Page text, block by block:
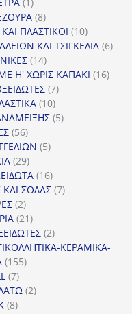
προϊόν
88
προϊόντα
ΠΛΑΣΤΙΚΟΙ 1010
προϊόντα
ΚΑΙ ΤΣΙΓΚΕΛΙΑ 66
1414
προϊόντα
Η' ΧΩΡΙΣ ΚΑΠΑΚΙ 1616
77
1010
προϊόντα
55
5656
προϊόντα
55
2929
προϊόντα
1616
προϊόντα
ΣΟΔΑΣ 77
22
προϊόντα
2121
προϊόντα
22
προϊόντα
ΚΕΡΑΜΙΚΑ-
155155
77
προϊόντα
22
88